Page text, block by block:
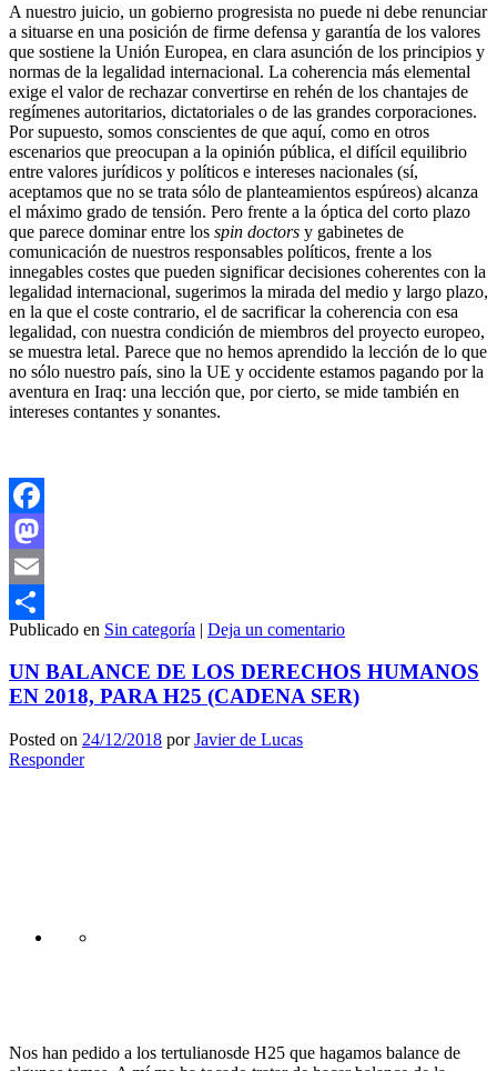
A nuestro juicio, un gobierno progresista no puede ni debe renunciar
a situarse en una posición de firme defensa y garantía de los valores
que sostiene la Unión Europea, en clara asunción de los principios y
normas de la legalidad internacional. La coherencia más elemental
exige el valor de rechazar convertirse en rehén de los chantajes de
regímenes autoritarios, dictatoriales o de las grandes corporaciones.
Por supuesto, somos conscientes de que aquí, como en otros
escenarios que preocupan a la opinión pública, el difícil equilibrio
entre valores jurídicos y políticos e intereses nacionales (sí,
aceptamos que no se trata sólo de planteamientos espúreos) alcanza
el máximo grado de tensión. Pero frente a la óptica del corto plazo
que parece dominar entre los spin doctors y gabinetes de
comunicación de nuestros responsables políticos, frente a los
innegables costes que pueden significar decisiones coherentes con la
legalidad internacional, sugerimos la mirada del medio y largo plazo,
en la que el coste contrario, el de sacrificar la coherencia con esa
legalidad, con nuestra condición de miembros del proyecto europeo,
se muestra letal. Parece que no hemos aprendido la lección de lo que
no sólo nuestro país, sino la UE y occidente estamos pagando por la
aventura en Iraq: una lección que, por cierto, se mide también en
intereses contantes y sonantes.
Facebook
Mastodon
Email
Compartir
Publicado en Sin categoría | Deja un comentario
UN BALANCE DE LOS DERECHOS HUMANOS
EN 2018, PARA H25 (CADENA SER)
Posted on 24/12/2018 porJavier de Lucas
Responder
Nos han pedido a los tertulianosde H25 que hagamos balance de